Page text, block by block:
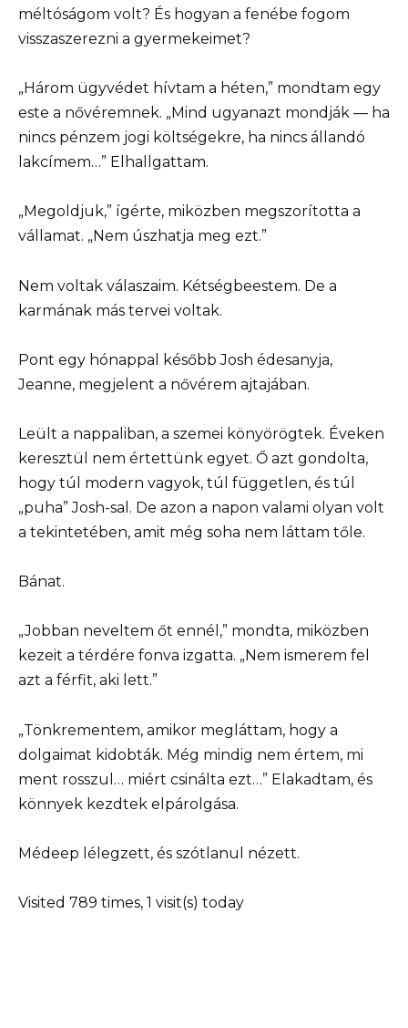
méltóságom volt? És hogyan a fenébe fogom
visszaszerezni a gyermekeimet?
„Három ügyvédet hívtam a héten,” mondtam egy
este a nővéremnek. „Mind ugyanazt mondják — ha
nincs pénzem jogi költségekre, ha nincs állandó
lakcímem…” Elhallgattam.
„Megoldjuk,” ígérte, miközben megszorította a
vállamat. „Nem úszhatja meg ezt.”
Nem voltak válaszaim. Kétségbeestem. De a
karmának más tervei voltak.
Pont egy hónappal később Josh édesanyja,
Jeanne, megjelent a nővérem ajtajában.
Leült a nappaliban, a szemei könyörögtek. Éveken
keresztül nem értettünk egyet. Ő azt gondolta,
hogy túl modern vagyok, túl független, és túl
„puha” Josh-sal. De azon a napon valami olyan volt
a tekintetében, amit még soha nem láttam tőle.
Bánat.
„Jobban neveltem őt ennél,” mondta, miközben
kezeit a térdére fonva izgatta. „Nem ismerem fel
azt a férfit, aki lett.”
„Tönkrementem, amikor megláttam, hogy a
dolgaimat kidobták. Még mindig nem értem, mi
ment rosszul… miért csinálta ezt…” Elakadtam, és
könnyek kezdtek elpárolgása.
Médeep lélegzett, és szótlanul nézett.
Visited 789 times, 1 visit(s) today